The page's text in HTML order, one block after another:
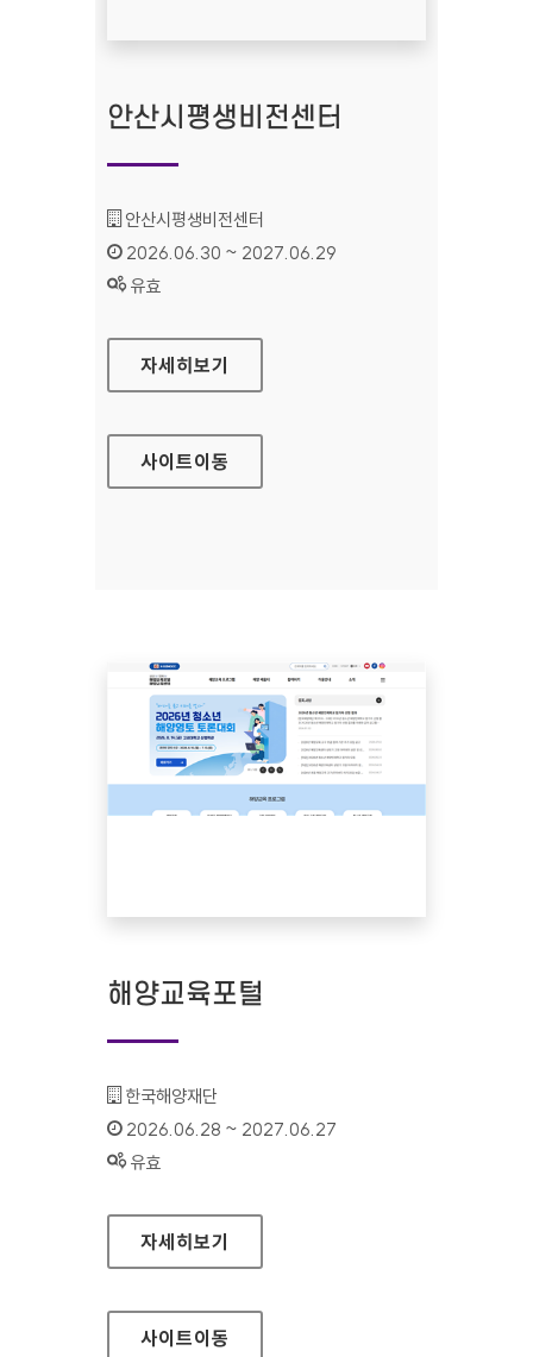
안산시평생비전센터
기관명 :
안산시평생비전센터
인증기간 :
2026.06.30 ~ 2027.06.29
상태 :
유효
안산시평생비전센터
자세히보기
사이트이동
해양교육포털
기관명 :
한국해양재단
인증기간 :
2026.06.28 ~ 2027.06.27
상태 :
유효
해양교육포털
자세히보기
사이트이동